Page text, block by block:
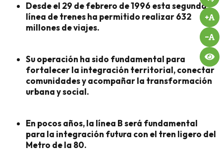
Desde el 29 de febrero de 1996 esta segunda
línea de trenes ha permitido realizar 632
millones de viajes.
Su operación ha sido fundamental para
fortalecer la integración territorial, conectar
comunidades y acompañar la transformación
urbana y social.
En pocos años, la línea B será fundamental
para la integración futura con el tren ligero del
Metro de la 80.